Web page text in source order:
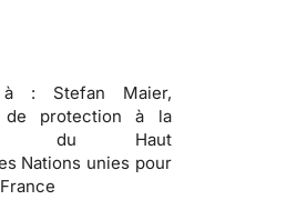
à : Stefan Maier,
de protection à la
du Haut
Nations unies pour